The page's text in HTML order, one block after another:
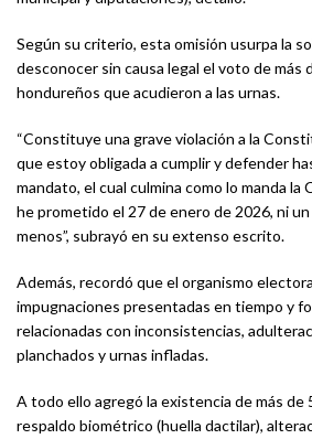
Según su criterio, esta omisión usurpa la
desconocer sin causa legal el voto de más
hondureños que acudieron a las urnas.
“Constituye una grave violación a la
que estoy obligada a cumplir y defender
mandato, el cual culmina como lo manda
he prometido el 27 de enero de 2026, ni un
menos”, subrayó en su extenso escrito.
Además, recordó que el organismo
impugnaciones presentadas en tiempo y
relacionadas con inconsistencias,
planchados y urnas infladas.
A todo ello agregó la existencia de más de
respaldo biométrico (huella dactilar),